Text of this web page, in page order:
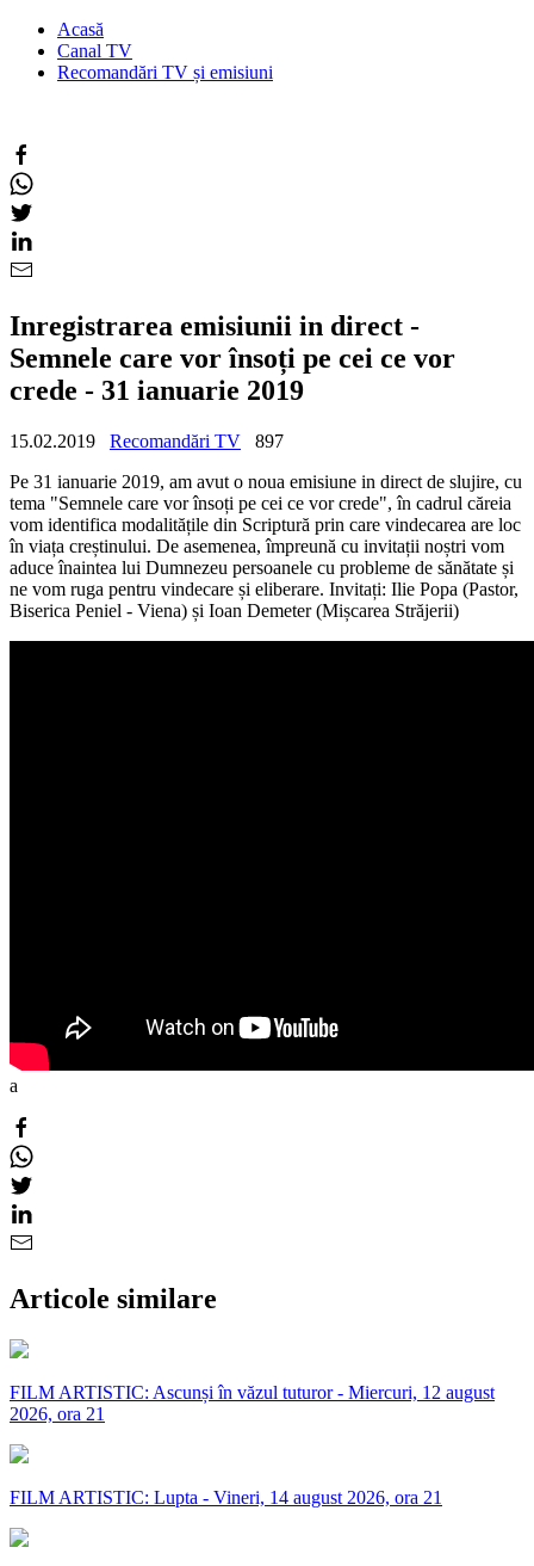
Acasă
Canal TV
Recomandări TV și emisiuni
Inregistrarea emisiunii in direct -
Semnele care vor însoți pe cei ce vor
crede - 31 ianuarie 2019
15.02.2019 Recomandări TV
897
Pe 31 ianuarie 2019, am avut o noua emisiune in direct de slujire, cu
tema "Semnele care vor însoți pe cei ce vor crede", în cadrul căreia
vom identifica modalitățile din Scriptură prin care vindecarea are loc
în viața creștinului. De asemenea, împreună cu invitații noștri vom
aduce înaintea lui Dumnezeu persoanele cu probleme de sănătate și
ne vom ruga pentru vindecare și eliberare. Invitați: Ilie Popa (Pastor,
Biserica Peniel - Viena) și Ioan Demeter (Mișcarea Străjerii)
a
Articole similare
FILM ARTISTIC: Ascunși în văzul tuturor - Miercuri, 12 august
2026, ora 21
FILM ARTISTIC: Lupta - Vineri, 14 august 2026, ora 21